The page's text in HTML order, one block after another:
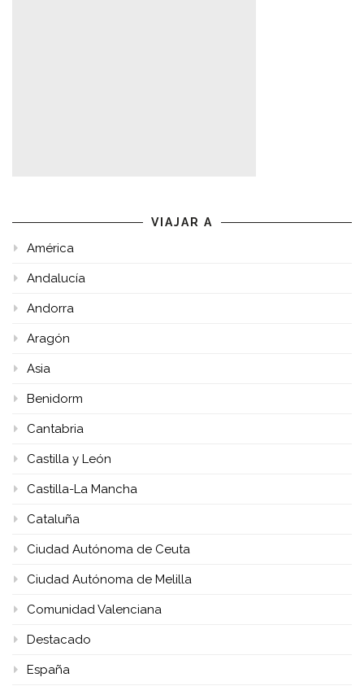
VIAJAR A
América
Andalucía
Andorra
Aragón
Asia
Benidorm
Cantabria
Castilla y León
Castilla-La Mancha
Cataluña
Ciudad Autónoma de Ceuta
Ciudad Autónoma de Melilla
Comunidad Valenciana
Destacado
España